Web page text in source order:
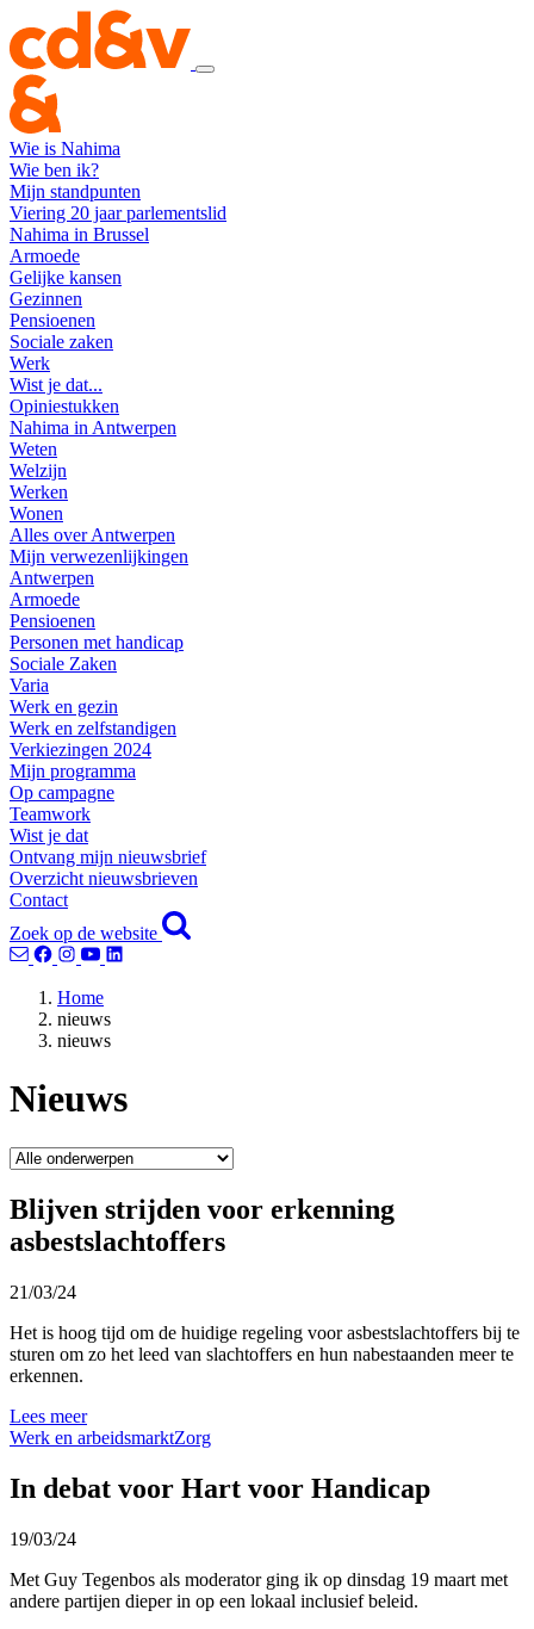
Wie is Nahima
Wie ben ik?
Mijn standpunten
Viering 20 jaar parlementslid
Nahima in Brussel
Armoede
Gelijke kansen
Gezinnen
Pensioenen
Sociale zaken
Werk
Wist je dat...
Opiniestukken
Nahima in Antwerpen
Weten
Welzijn
Werken
Wonen
Alles over Antwerpen
Mijn verwezenlijkingen
Antwerpen
Armoede
Pensioenen
Personen met handicap
Sociale Zaken
Varia
Werk en gezin
Werk en zelfstandigen
Verkiezingen 2024
Mijn programma
Op campagne
Teamwork
Wist je dat
Ontvang mijn nieuwsbrief
Overzicht nieuwsbrieven
Contact
Zoek op de website
Home
nieuws
nieuws
Nieuws
Blijven strijden voor erkenning
asbestslachtoffers
21/03/24
Het is hoog tijd om de huidige regeling voor asbestslachtoffers bij te
sturen om zo het leed van slachtoffers en hun nabestaanden meer te
erkennen.
Lees meer
Werk en arbeidsmarktZorg
In debat voor Hart voor Handicap
19/03/24
Met Guy Tegenbos als moderator ging ik op dinsdag 19 maart met
andere partijen dieper in op een lokaal inclusief beleid.